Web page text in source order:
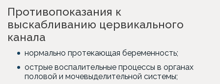
Противопоказания к
выскабливанию цервикального
канала
нормально протекающая беременность;
острые воспалительные процессы в органах
половой и мочевыделительной системы;